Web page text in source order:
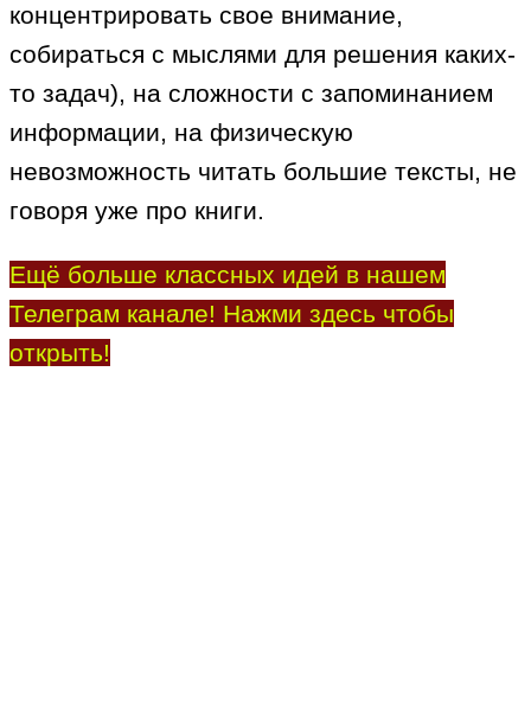
концентрировать свое внимание,
собираться с мыслями для решения каких-
то задач), на сложности с запоминанием
информации, на физическую
невозможность читать большие тексты, не
говоря уже про книги.
Ещё больше классных идей в нашем
Телеграм канале! Нажми здесь чтобы
открыть!